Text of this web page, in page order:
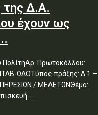
της Δ.Α.
έχουν ως
ΠολίτηΑρ. Πρωτοκόλλου:
ΩΔΟΤύπος πράξης: Δ.1 —
/ ΜΕΛΕΤΩΝΘέμα:
-...